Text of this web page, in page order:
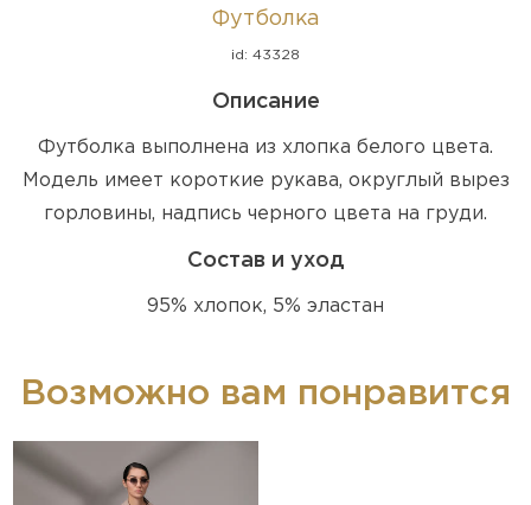
Футболка
id: 43328
Описание
Футболка выполнена из хлопка белого цвета.
Модель имеет короткие рукава, округлый вырез
горловины, надпись черного цвета на груди.
Состав и уход
95% хлопок, 5% эластан
Возможно вам понравится